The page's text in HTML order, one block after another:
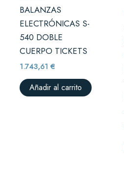
BALANZAS
ELECTRÓNICAS S-
540 DOBLE
CUERPO TICKETS
1.743,61€
Añadir al carrito